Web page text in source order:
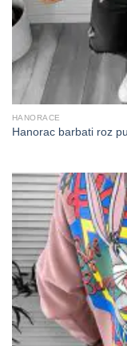
HANORACE
Hanorac barbati roz